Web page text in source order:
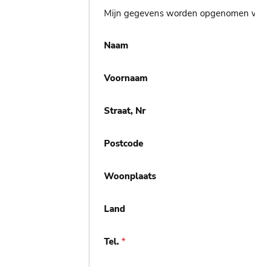
Mijn gegevens worden opgenomen
Naam
Voornaam
Straat, Nr
Postcode
Woonplaats
Land
Tel. *